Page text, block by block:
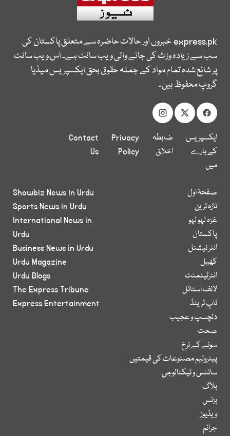
express.pkخبروں اور حالات حاضرہ سے متعلق پاکستان کی
سب سے زیادہ وزٹ کی جانے والی ویب سائٹ ہے۔ اس ویب سائٹ
پر شائع شدہ تمام مواد کے جملہ حقوق بحق ایکسپریس میڈیا
گروپ محفوظ ہیں۔
ایکسپریس
کے بارے
میں
ضابطہ
اخلاق
Privacy
Policy
Contact
Us
صفحۂ اول
تازہ ترین
غزہ لہو لہو
پاکستان
انٹر نیشنل
کھیل
انٹرٹینمنٹ
لائف اسٹائل
ٹاپ ٹرینڈ
دلچسپ و عجیب
صحت
سونے کے نرخ
پیٹرولیم مصنوعات کی قیمتیں
سائنس و ٹیکنالوجی
بلاگ
بزنس
ویڈیوز
جرائم
Showbiz News in Urdu
Sports News in Urdu
International News in
Urdu
Business News in Urdu
Urdu Magazine
Urdu Blogs
The Express Tribune
Express Entertainment